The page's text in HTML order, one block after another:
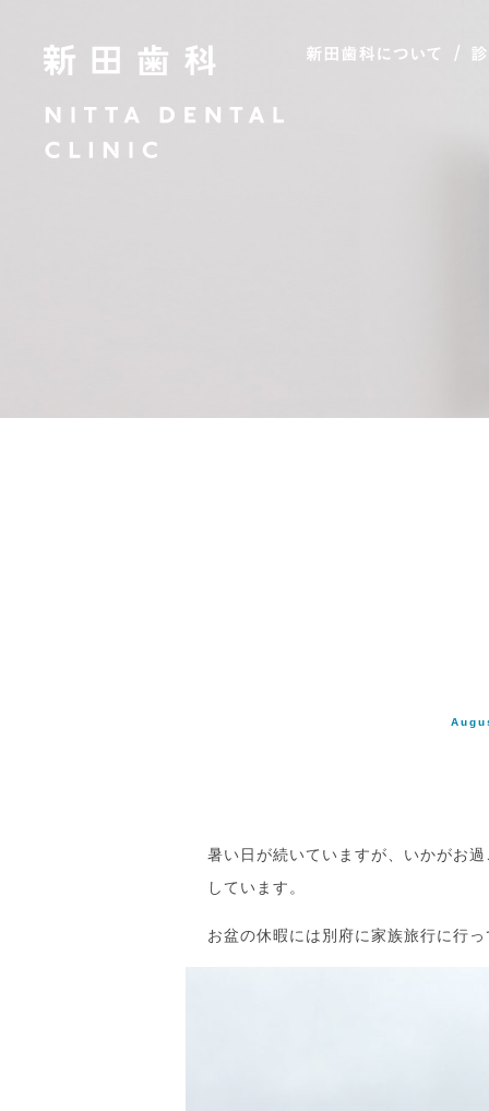
暑い日が続いていますが、いかがお
しています。
お盆の休暇には別府に家族旅行に行